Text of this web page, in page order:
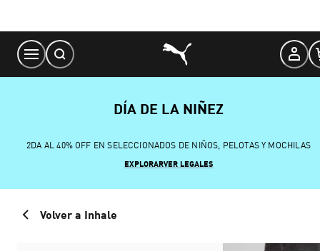
Content
DÍA DE LA NIÑEZ
2DA AL 40% OFF EN SELECCIONADOS DE NIÑOS, PELOTAS Y MOCHILAS
EXPLORARVER LEGALES
Volver a Inhale